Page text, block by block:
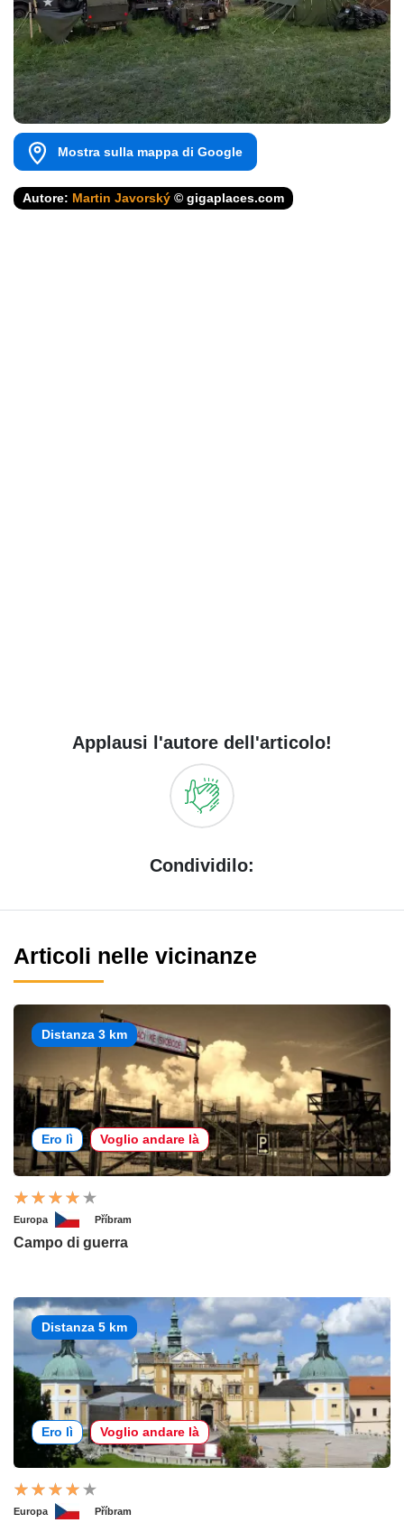
Mostra sulla mappa di Google
Autore: Martin Javorský © gigaplaces.com
Applausi l'autore dell'articolo!
Condividilo:
Articoli nelle vicinanze
Distanza 3 km
Ero lì Voglio andare là
Europa Příbram
Campo di guerra
Distanza 5 km
Ero lì Voglio andare là
Europa Příbram